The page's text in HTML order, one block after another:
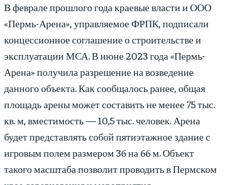
В феврале прошлого года краевые власти и ООО
«Пермь-Арена», управляемое ФРПК, подписали
концессионное соглашение о строительстве и
эксплуатации МСА. В июне 2023 года «Пермь-
Арена» получила разрешение на возведение
данного объекта. Как сообщалось ранее, общая
площадь арены может составить не менее 75 тыс.
кв. м, вместимость — 10,5 тыс. человек. Арена
будет представлять собой пятиэтажное здание с
игровым полем размером 36 на 66 м. Объект
такого масштаба позволит проводить в Пермском